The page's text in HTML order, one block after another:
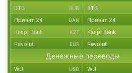
ВТБ RUB ВТБ
Приват 24 UAH Приват 24
Kaspi Bank KZT Kaspi Bank
Revolut EUR Revolut
Денежные переводы
WU USD WU